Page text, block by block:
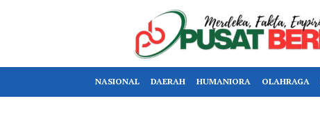
NASIONAL DAERAH HUMANIORA OLAHRAGA